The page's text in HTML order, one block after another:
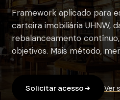
Framework aplicado para
carteira imobiliária UHNW,
rebalanceamento
objetivos. Mais método,
Solicitar acesso Ver